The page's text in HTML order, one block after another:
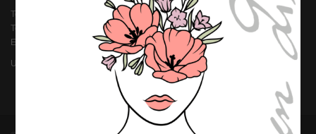
Telefon: 0 66 59 / 96 100
Telefax: 0 66 59 / 91 90 01
Email: i
nfo@blumen-link.de
Ust-ID: DE 112 363 852